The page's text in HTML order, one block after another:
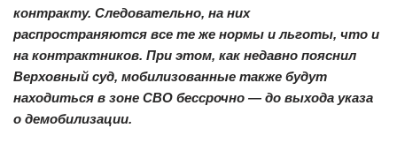
контракту. Следовательно, на них
распространяются все те же нормы и льготы, что и
на контрактников. При этом, как недавно пояснил
Верховный суд, мобилизованные также будут
находиться в зоне СВО бессрочно — до выхода указа
о демобилизации.